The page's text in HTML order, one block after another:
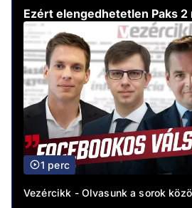
Ezért elengedhetetlen Paks
1 perc
Vezércikk - Olvasunk a sorok